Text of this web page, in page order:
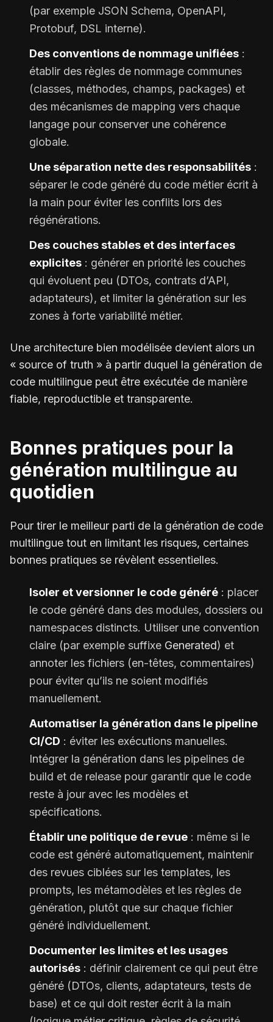
(par exemple JSON Schema, OpenAPI,
Protobuf, DSL interne).
Des conventions de nommage unifiées :
établir des règles de nommage communes
(classes, méthodes, champs, packages) et
des mécanismes de mapping vers chaque
langage pour conserver une cohérence
globale.
Une séparation nette des responsabilités :
séparer le code généré du code métier écrit à
la main pour éviter les conflits lors des
régénérations.
Des couches stables et des interfaces
explicites : générer en priorité les couches
qui évoluent peu (DTOs, contrats d’API,
adaptateurs), et limiter la génération sur les
zones à forte variabilité métier.
Une architecture bien modélisée devient alors un
« source of truth » à partir duquel la génération de
code multilingue peut être exécutée de manière
fiable, reproductible et transparente.
Bonnes pratiques pour la
génération multilingue au
quotidien
Pour tirer le meilleur parti de la génération de code
multilingue tout en limitant les risques, certaines
bonnes pratiques se révèlent essentielles.
Isoler et versionner le code généré : placer
le code généré dans des modules, dossiers ou
namespaces distincts. Utiliser une convention
claire (par exemple suffixe Generated) et
annoter les fichiers (en-têtes, commentaires)
pour éviter qu’ils ne soient modifiés
manuellement.
Automatiser la génération dans le pipeline
CI/CD : éviter les exécutions manuelles.
Intégrer la génération dans les pipelines de
build et de release pour garantir que le code
reste à jour avec les modèles et
spécifications.
Établir une politique de revue : même si le
code est généré automatiquement, maintenir
des revues ciblées sur les templates, les
prompts, les métamodèles et les règles de
génération, plutôt que sur chaque fichier
généré individuellement.
Documenter les limites et les usages
autorisés : définir clairement ce qui peut être
généré (DTOs, clients, adaptateurs, tests de
base) et ce qui doit rester écrit à la main